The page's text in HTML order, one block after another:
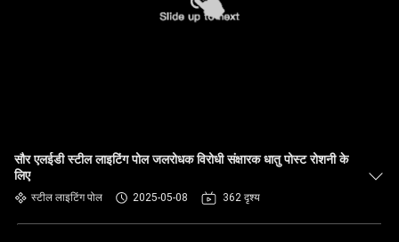
सौर एलईडी स्टील लाइटिंग पोल जलरोधक विरोधी संक्षारक धातु पोस्ट रोशनी के
लिए
स्टील लाइटिंग पोल 2025-05-08 362 दृश्य